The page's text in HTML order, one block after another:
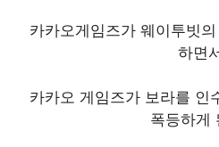
카카오게임즈가 웨이투빗
하면
카카오 게임즈가 보라를 인
폭등하게